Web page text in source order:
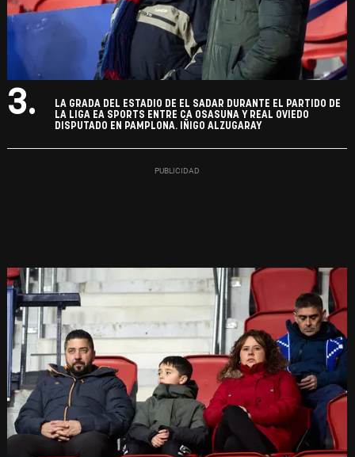
3.
LA GRADA DEL ESTADIO DE EL SADAR DURANTE EL PARTIDO DE
LA LIGA EA SPORTS ENTRE CA OSASUNA Y REAL OVIEDO
DISPUTADO EN PAMPLONA. IÑIGO ALZUGARAY